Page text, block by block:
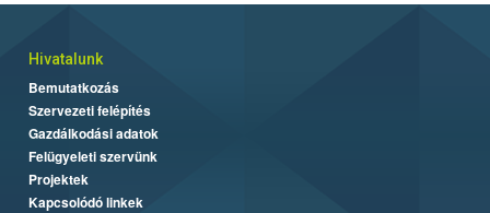
Hivatalunk
Bemutatkozás
Szervezeti felépítés
Gazdálkodási adatok
Felügyeleti szervünk
Projektek
Kapcsolódó linkek